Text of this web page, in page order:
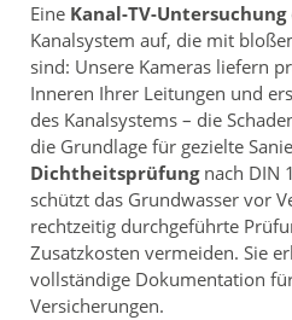
Eine Kanal-TV-Untersuchung
Kanalsystem auf, die mit
sind: Unsere Kameras liefern
Inneren Ihrer Leitungen und
des Kanalsystems – die
die Grundlage für gezielte
Dichtheitsprüfungnach DIN
schützt das Grundwasser vor
rechtzeitig durchgeführte
Zusatzkosten vermeiden. Sie
vollständige Dokumentation
Versicherungen.